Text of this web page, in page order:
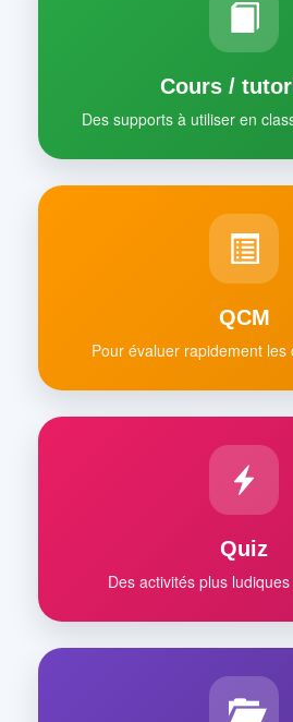
Cours /
Des supports à utiliser en
QCM
Pour évaluer rapidement les
Quiz
Des activités plus